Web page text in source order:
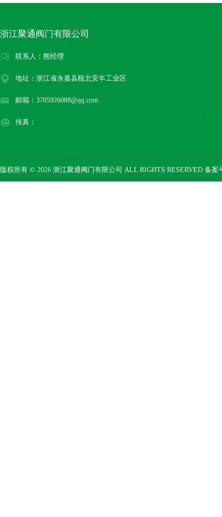
浙江聚通阀门有限公司
联系人：熊经理
地址：浙江省永嘉县瓯北安丰工业区
邮箱：3705926088@qq.com
传真：
版权所有 © 2026 浙江聚通阀门有限公司 ALL RIGHTS RESERVED 备案